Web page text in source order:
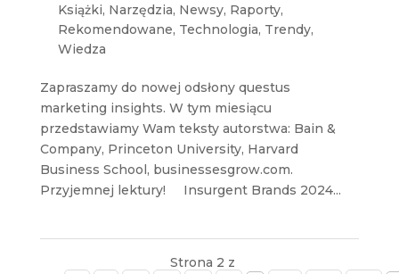
Książki, Narzędzia, Newsy, Raporty,
Rekomendowane, Technologia, Trendy,
Wiedza
Zapraszamy do nowej odsłony questus
marketing insights. W tym miesiącu
przedstawiamy Wam teksty autorstwa: Bain &
Company, Princeton University, Harvard
Business School, businessesgrow.com.
Przyjemnej lektury! Insurgent Brands 2024...
Strona 2 z